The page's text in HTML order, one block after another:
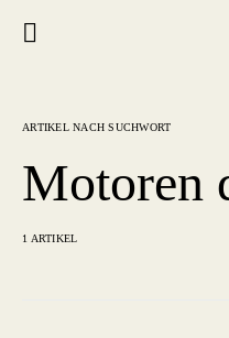
ARTIKEL NACH SUCHWORT
Motoren
1 ARTIKEL